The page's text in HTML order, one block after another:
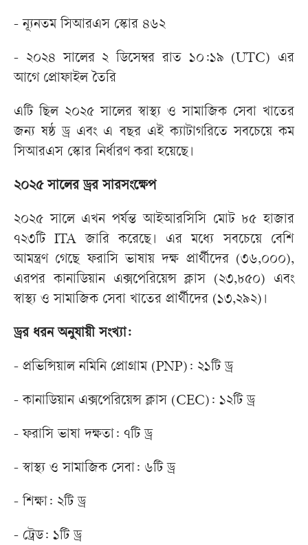
- ন্যূনতম সিআরএস স্কোর ৪৬২
- ২০২৪ সালের ২ ডিসেম্বর রাত ১০:১৯ (UTC) এর
আগে প্রোফাইল তৈরি
এটি ছিল ২০২৫ সালের স্বাস্থ্য ও সামাজিক সেবা খাতের
জন্য ষষ্ঠ ড্র এবং এ বছর এই ক্যাটাগরিতে সবচেয়ে কম
সিআরএস স্কোর নির্ধারণ করা হয়েছে।
২০২৫ সালের ড্রর সারসংক্ষেপ
২০২৫ সালে এখন পর্যন্ত আইআরসিসি মোট ৮৫ হাজার
৭২৩টি ITA জারি করেছে। এর মধ্যে সবচেয়ে বেশি
আমন্ত্রণ গেছে ফরাসি ভাষায় দক্ষ প্রার্থীদের (৩৬,০০০),
এরপর কানাডিয়ান এক্সপেরিয়েন্স ক্লাস (২৩,৮৫০) এবং
স্বাস্থ্য ও সামাজিক সেবা খাতের প্রার্থীদের (১৩,২৯২)।
ড্রর ধরন অনুযায়ী সংখ্যা:
- প্রভিন্সিয়াল নমিনি প্রোগ্রাম (PNP): ২১টি ড্র
- কানাডিয়ান এক্সপেরিয়েন্স ক্লাস (CEC): ১২টি ড্র
- ফরাসি ভাষা দক্ষতা: ৭টি ড্র
- স্বাস্থ্য ও সামাজিক সেবা: ৬টি ড্র
- শিক্ষা: ২টি ড্র
- ট্রেড: ১টি ড্র